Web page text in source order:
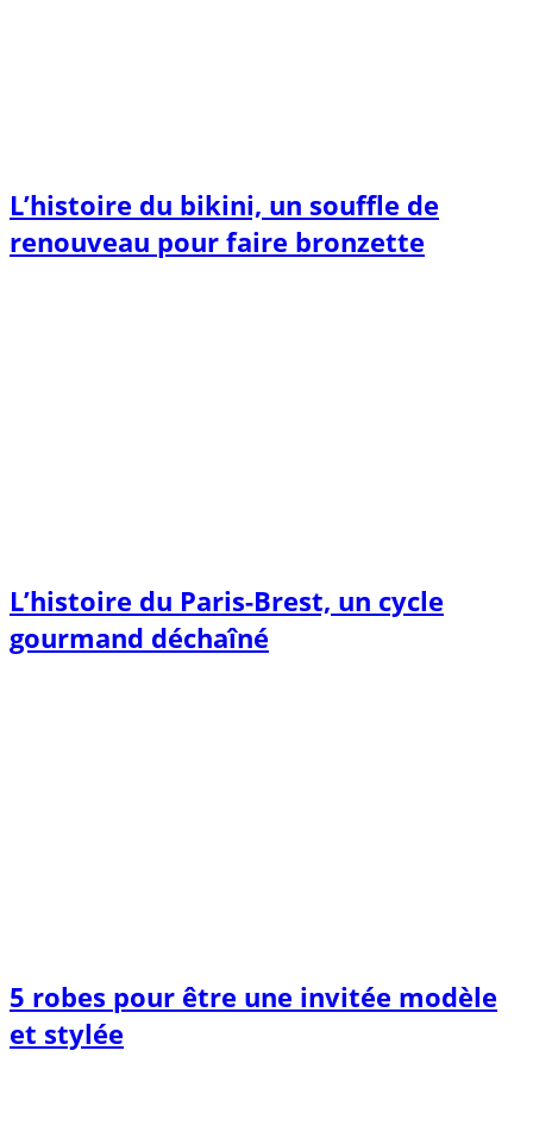
L’histoire du bikini, un souffle de
renouveau pour faire bronzette
L’histoire du Paris-Brest, un cycle
gourmand déchaîné
5 robes pour être une invitée modèle
et stylée